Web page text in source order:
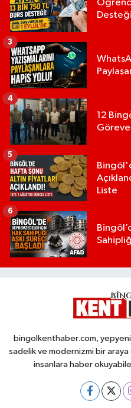
3
12
Göreve
4
Liste
5
6
bingolkenthaber.com,
sadelik ve modernizmi bir
insanlara haber